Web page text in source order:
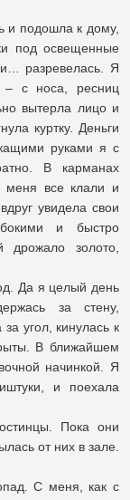
и подошла к дому,
под освещенные
и… разревелась. Я
– с носа, ресниц
вытерла лицо и
куртку. Деньги
руками я с
В карманах
меня все клали и
увидела свои
и быстро
золото,
Да я целый день
за стену,
угол, кинулась к
В ближайшем
начинкой. Я
и поехала
Пока они
от них в зале.
С меня, как с